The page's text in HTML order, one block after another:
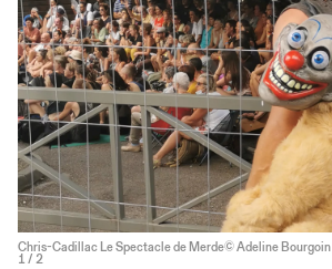
Chris-Cadillac Le Spectacle de Merde© Adeline Bourgoin
1 / 2